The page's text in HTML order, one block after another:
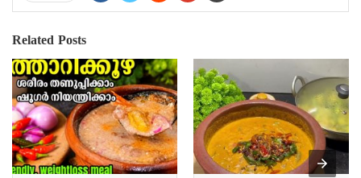
Related Posts